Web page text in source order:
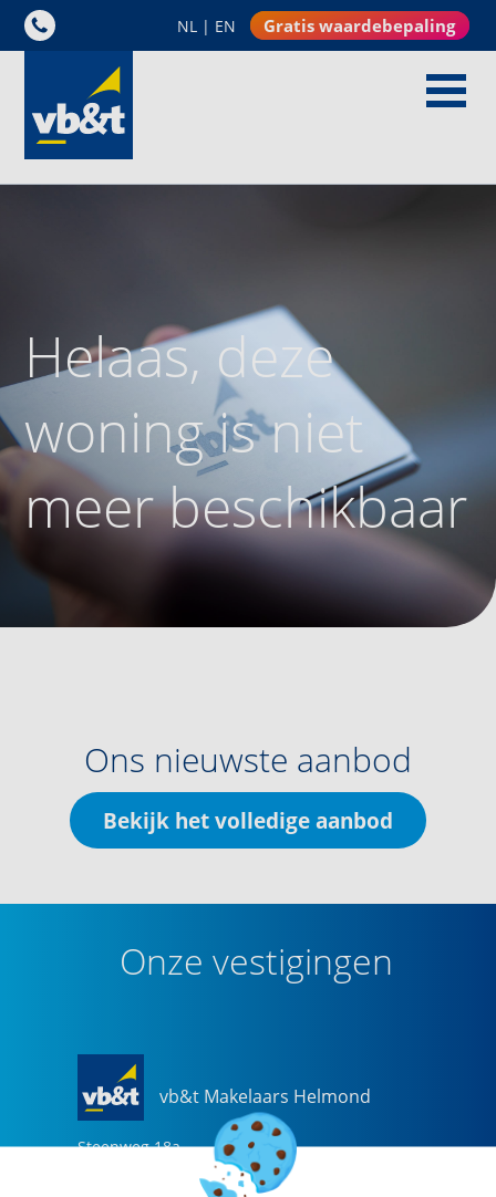
NL | EN Gratis waardebepaling
Helaas, deze
woning is niet
meer beschikbaar
Ons nieuwste aanbod
Bekijk het volledige aanbod
Onze vestigingen
vb&t Makelaars Helmond
Steenweg 18a